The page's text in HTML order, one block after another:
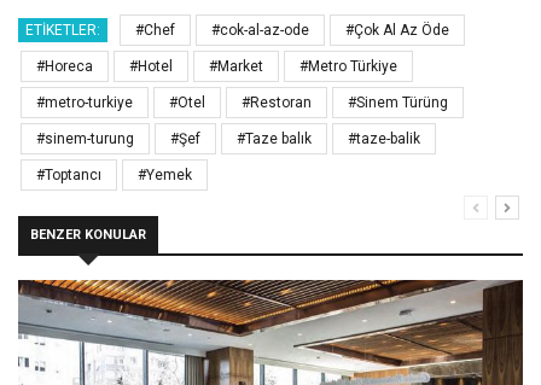
ETIKETLER: #Chef #cok-al-az-ode #Çok Al Az Öde
#Horeca #Hotel #Market #Metro Türkiye
#metro-turkiye #Otel #Restoran #Sinem Türüng
#sinem-turung #Şef #Taze balık #taze-balik
#Toptancı #Yemek
BENZER KONULAR